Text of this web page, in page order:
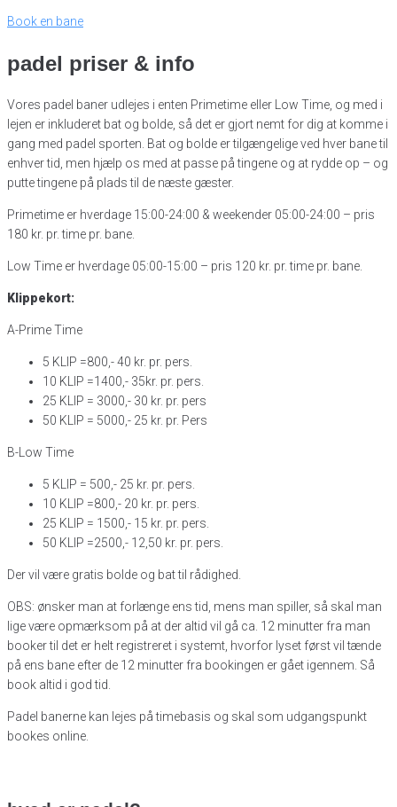
Book en bane
padel priser & info
Vores padel baner udlejes i enten Primetime eller Low Time, og med i
lejen er inkluderet bat og bolde, så det er gjort nemt for dig at komme i
gang med padel sporten. Bat og bolde er tilgængelige ved hver bane til
enhver tid, men hjælp os med at passe på tingene og at rydde op – og
putte tingene på plads til de næste gæster.
Primetime er hverdage 15:00-24:00 & weekender 05:00-24:00 – pris
180 kr. pr. time pr. bane.
Low Time er hverdage 05:00-15:00 – pris 120 kr. pr. time pr. bane.
Klippekort:
A-Prime Time
5 KLIP =800,- 40 kr. pr. pers.
10 KLIP =1400,- 35kr. pr. pers.
25 KLIP = 3000,- 30 kr. pr. pers
50 KLIP = 5000,- 25 kr. pr. Pers
B-Low Time
5 KLIP = 500,- 25 kr. pr. pers.
10 KLIP =800,- 20 kr. pr. pers.
25 KLIP = 1500,- 15 kr. pr. pers.
50 KLIP =2500,- 12,50 kr. pr. pers.
Der vil være gratis bolde og bat til rådighed.
OBS: ønsker man at forlænge ens tid, mens man spiller, så skal man
lige være opmærksom på at der altid vil gå ca. 12 minutter fra man
booker til det er helt registreret i systemt, hvorfor lyset først vil tænde
på ens bane efter de 12 minutter fra bookingen er gået igennem. Så
book altid i god tid.
Padel banerne kan lejes på timebasis og skal som udgangspunkt
bookes online.